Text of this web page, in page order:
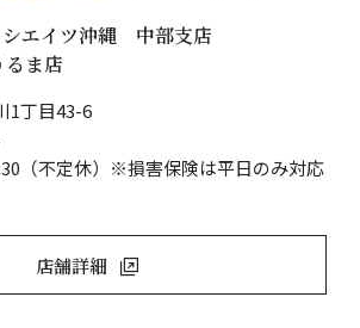
シエイツ沖縄 中部支店
ま店
1丁目43-6
（不定休）※損害保険は平日のみ対応
店舗詳細